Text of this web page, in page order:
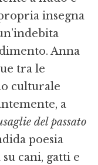
insegna
Anna
tra le
culturale
a
del passato
poesia
su cani, gatti e